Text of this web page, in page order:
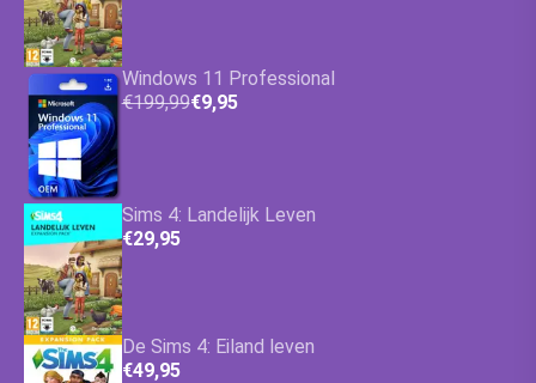
Windows 11 Professional
€199,99€9,95
Sims 4: Landelijk Leven
€29,95
De Sims 4: Eiland leven
€49,95